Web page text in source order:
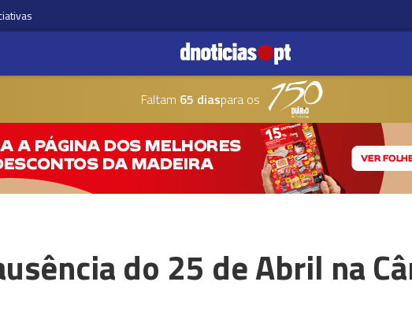
Faltam 65 diaspara os
do 25 de Abril na